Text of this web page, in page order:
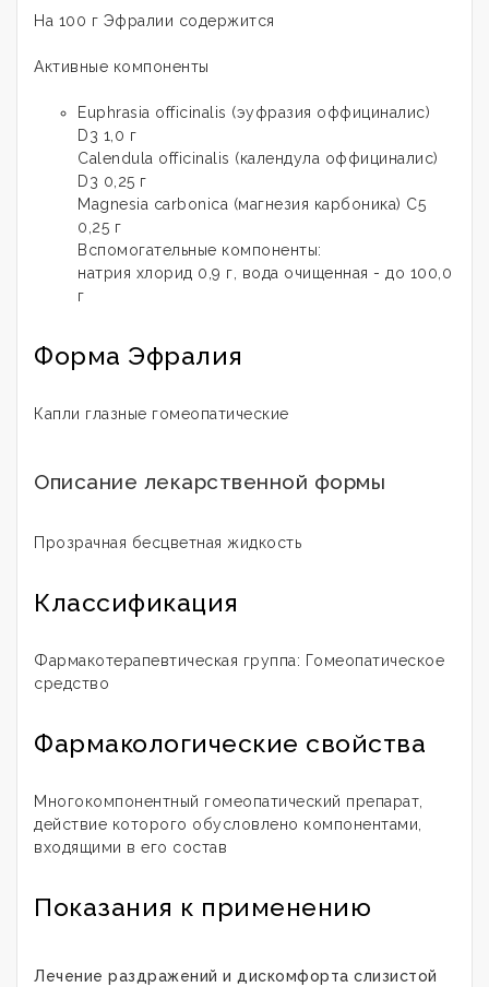
На 100 г Эфралии содержится
Активные компоненты
Euphrasia officinalis (эуфразия оффициналис)
D3 1,0 г
Calendula officinalis (календула оффициналис)
D3 0,25 г
Magnesia carbonica (магнезия карбоника) C5
0,25 г
Вспомогательные компоненты:
натрия хлорид 0,9 г, вода очищенная - до 100,0
г
Форма Эфралия
Капли глазные гомеопатические
Описание лекарственной формы
Прозрачная бесцветная жидкость
Классификация
Фармакотерапевтическая группа: Гомеопатическое
средство
Фармакологические свойства
Многокомпонентный гомеопатический препарат,
действие которого обусловлено компонентами,
входящими в его состав
Показания к применению
Лечение раздражений и дискомфорта слизистой